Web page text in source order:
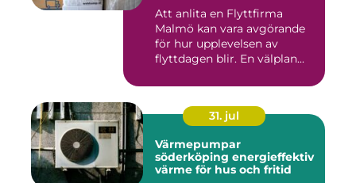
Att anlita en Flyttfirma
Malmö kan vara avgörande
för hur upplevelsen av
flyttdagen blir. En välplan...
31. jul
Värmepumpar
söderköping energieffektiv
värme för hus och fritid